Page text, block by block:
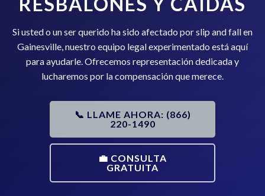
Si usted o un ser querido ha sido afectado por slip and fall en
Gainesville, nuestro equipo legal experimentado está aquí
para ayudarle. Ofrecemos representación dedicada y
lucharemos por la compensación que merece.
📞 LLAME AHORA: (866)
220-1490
💼 CONSULTA
GRATUITA